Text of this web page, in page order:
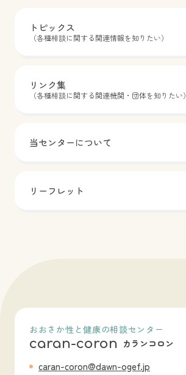
トピックス
（各種相談に関する関連情報を知りたい）
リンク集
（各種相談に関する関連機関・団体を知りたい）
当センターについて
リーフレット
おおさか性と健康の相談センター
caran-coron カランコロン
caran-coron@dawn-ogef.jp